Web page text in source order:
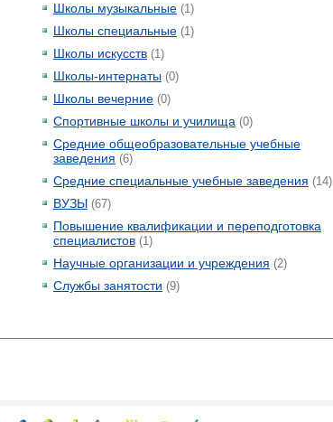
Школы музыкальные (1)
Школы специальные (1)
Школы искусств (1)
Школы-интернаты (0)
Школы вечерние (0)
Спортивные школы и училища (0)
Средние общеобразовательные учебные
заведения (6)
Средние специальные учебные заведения (14)
ВУЗЫ (67)
Повышение квалификации и переподготовка
специалистов (1)
Научные организации и учреждения (2)
Службы занятости (9)